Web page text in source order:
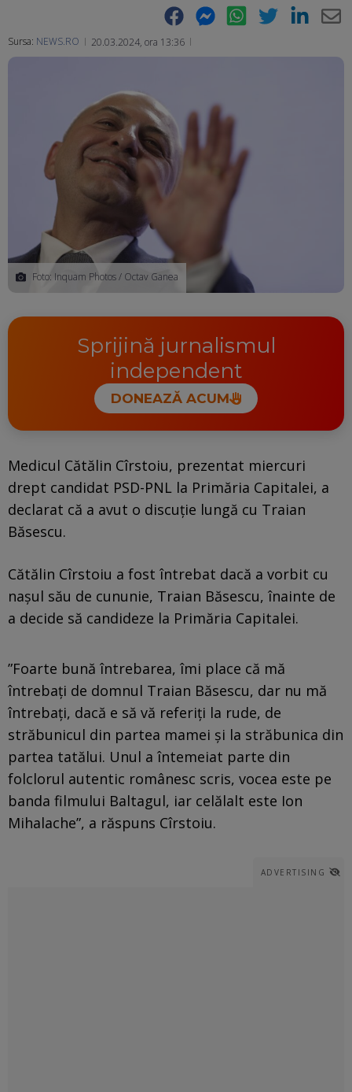
Facebook Messenger WhatsApp Twitter LinkedIn
Sursa: NEWS.RO 20.03.2024, ora 13:36
Foto: Inquam Photos / Octav Ganea
Sprijină jurnalismul
independent
DONEAZĂ ACUM
Medicul Cătălin Cîrstoiu, prezentat miercuri
drept candidat PSD-PNL la Primăria Capitalei, a
declarat că a avut o discuţie lungă cu Traian
Băsescu.
Cătălin Cîrstoiu a fost întrebat dacă a vorbit cu
naşul său de cununie, Traian Băsescu, înainte de
a decide să candideze la Primăria Capitalei.
”Foarte bună întrebarea, îmi place că mă
întrebaţi de domnul Traian Băsescu, dar nu mă
întrebaţi, dacă e să vă referiţi la rude, de
străbunicul din partea mamei şi la străbunica din
partea tatălui. Unul a întemeiat parte din
folclorul autentic românesc scris, vocea este pe
banda filmului Baltagul, iar celălalt este Ion
Mihalache”, a răspuns Cîrstoiu.
ADVERTISING